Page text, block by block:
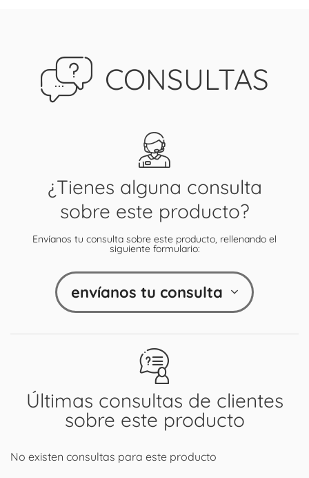
CONSULTAS
Últimas consultas de clientes
sobre este producto
No existen consultas para este producto
¿Tienes alguna consulta
sobre este producto?
Envíanos tu consulta sobre este producto, rellenando el
siguiente formulario:
envíanos tu consulta